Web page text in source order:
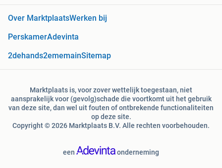
Over MarktplaatsWerken bij
PerskamerAdevinta
2dehands2ememainSitemap
Marktplaats is, voor zover wettelijk toegestaan, niet
aansprakelijk voor (gevolg)schade die voortkomt uit het gebruik
van deze site, dan wel uit fouten of ontbrekende functionaliteiten
op deze site.
Copyright © 2026 Marktplaats B.V. Alle rechten voorbehouden.
een onderneming